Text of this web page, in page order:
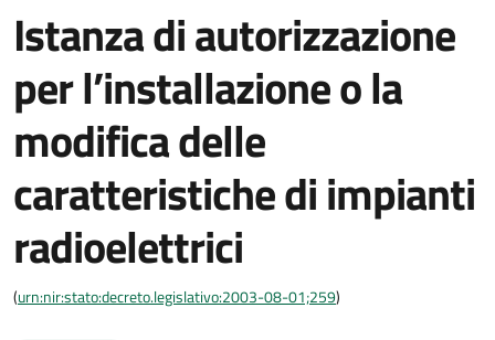
Istanza di autorizzazione
per l’installazione o la
modifica delle
caratteristiche di impianti
radioelettrici
(urn:nir:stato:decreto.legislativo:2003-08-01;259)